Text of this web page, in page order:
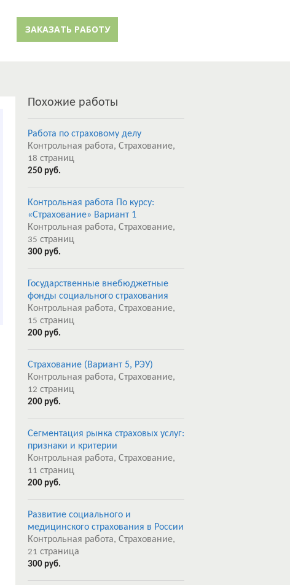
ЗАКАЗАТЬ РАБОТУ
Похожие работы
Работа по страховому делу
Контрольная работа, Страхование,
18 страниц
250 руб.
Контрольная работа По курсу:
«Страхование» Вариант 1
Контрольная работа, Страхование,
35 страниц
300 руб.
Государственные внебюджетные
фонды социального страхования
Контрольная работа, Страхование,
15 страниц
200 руб.
Страхование (Вариант 5, РЭУ)
Контрольная работа, Страхование,
12 страниц
200 руб.
Сегментация рынка страховых услуг:
признаки и критерии
Контрольная работа, Страхование,
11 страниц
200 руб.
Развитие социального и
медицинского страхования в России
Контрольная работа, Страхование,
21 страница
300 руб.